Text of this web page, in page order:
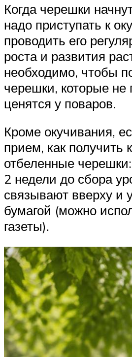
Когда черешки
надо приступать к
проводить его
роста и развития
необходимо, чтобы
черешки, которые не
ценятся у поваров.
Кроме окучивания,
прием, как получить
отбеленные
2 недели до сбора
связывают вверху и
бумагой (можно
газеты).